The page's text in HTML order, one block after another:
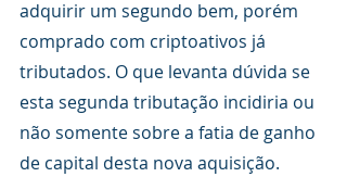
adquirir um segundo bem, porém
comprado com criptoativos já
tributados. O que levanta dúvida se
esta segunda tributação incidiria ou
não somente sobre a fatia de ganho
de capital desta nova aquisição.